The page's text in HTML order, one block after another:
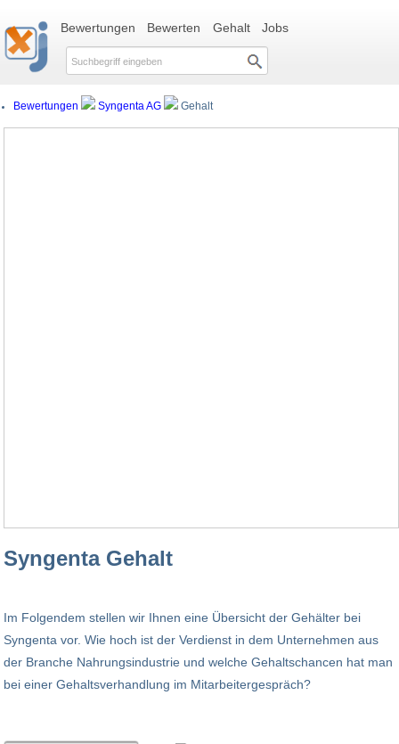
Bewertungen Bewerten Gehalt Jobs
Bewertungen Syngenta AG Gehalt
Syngenta Gehalt
Im Folgendem stellen wir Ihnen eine Übersicht der Gehälter bei
Syngenta vor. Wie hoch ist der Verdienst in dem Unternehmen aus
der Branche Nahrungsindustrie und welche Gehaltschancen hat man
bei einer Gehaltsverhandlung im Mitarbeitergespräch?